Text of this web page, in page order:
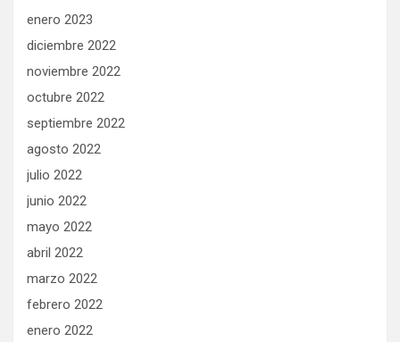
enero 2023
diciembre 2022
noviembre 2022
octubre 2022
septiembre 2022
agosto 2022
julio 2022
junio 2022
mayo 2022
abril 2022
marzo 2022
febrero 2022
enero 2022